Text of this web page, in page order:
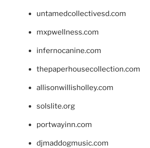
untamedcollectivesd.com
mxpwellness.com
infernocanine.com
thepaperhousecollection.com
allisonwillisholley.com
solslite.org
portwayinn.com
djmaddogmusic.com